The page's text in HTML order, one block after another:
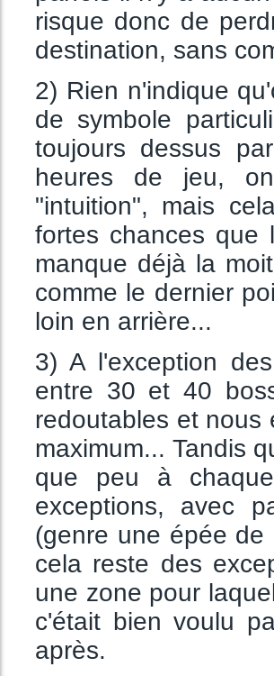
risque donc de
destination, sans
2) Rien n'indique
de symbole
toujours dessus
heures de jeu,
"intuition", mais
fortes chances que
manque déjà la
comme le dernier
loin en arrière...
3) A l'exception
entre 30 et 40
redoutables et nous
maximum... Tandis
que peu à
exceptions, avec
(genre une épée
cela reste des
une zone pour
c'était bien voulu
après.